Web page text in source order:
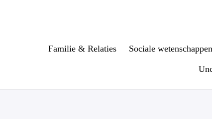
Familie & Relaties Sociale wetenschappen